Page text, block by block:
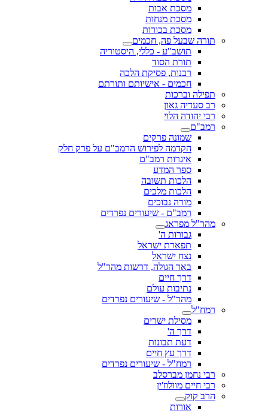
מסכת אבות
מסכת מנחות
מסכת בכורות
תורה שבעל פה, חכמים
תושב"ע - כללי, היסטוריה
תורת הסוד
רבנות, פסיקת הלכה
חכמים - אישיותם ותורתם
תפילה וברכות
רב סעדיה גאון
רבי יהודה הלוי
רמב"ם
שמונה פרקים
הקדמה לפירוש הרמב"ם על פרק חלק
איגרות רמב"ם
ספר המדע
הלכות תשובה
הלכות מלכים
מורה נבוכים
רמב"ם - שיעורים נפרדים
מהר"ל מפראג
גבורות ה'
תפארת ישראל
נצח ישראל
באר הגולה, דרשות מהר"ל
דרך חיים
נתיבות עולם
מהר"ל - שיעורים נפרדים
רמח"ל
מסילת ישרים
דרך ה'
דעת תבונות
דרך עץ חיים
רמח"ל - שיעורים נפרדים
רבי נחמן מברסלב
רבי חיים מוולוז'ין
הרב קוק
אורות